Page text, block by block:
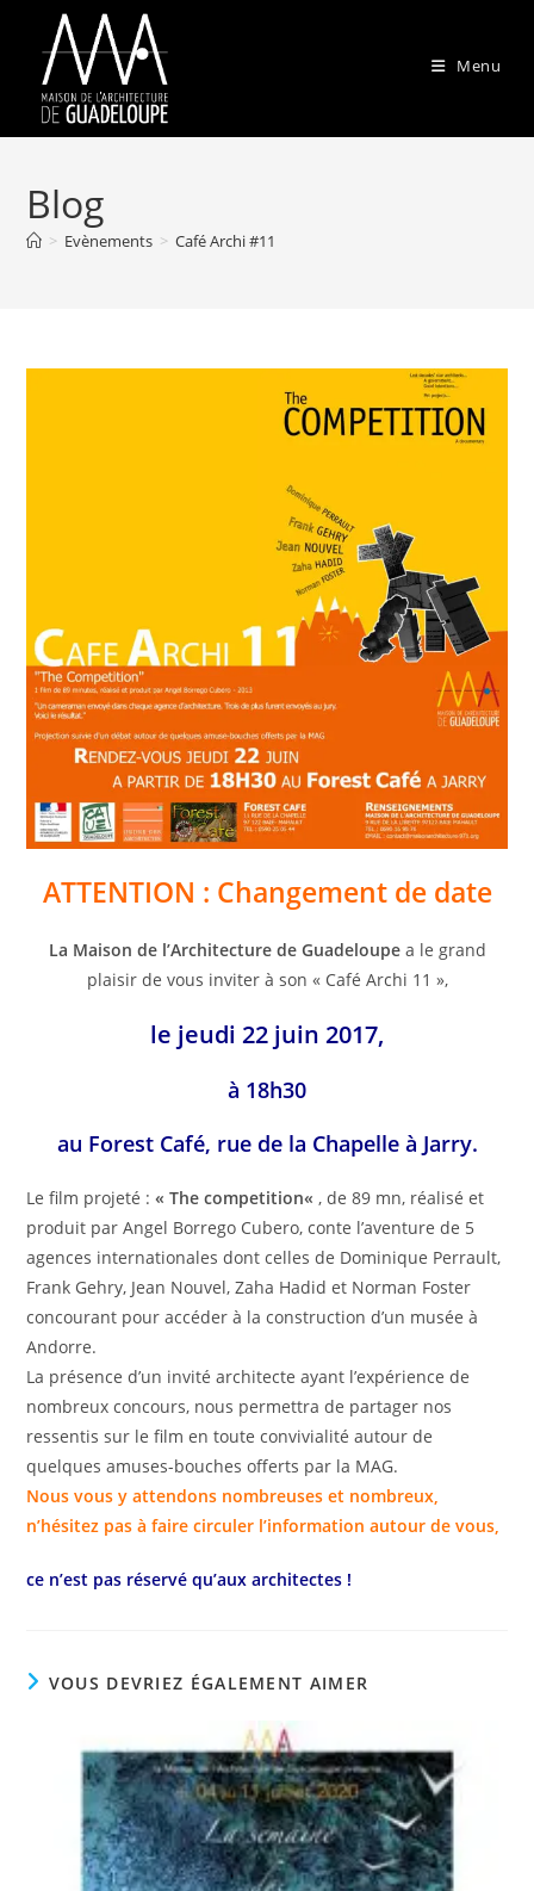
content
Menu
Blog
> Evènements > Café Archi #11
ATTENTION : Changement de date
La Maison de l’Architecture de Guadeloupea le grand
plaisir de vous inviter à son « Café Archi 11 »,
le jeudi 22 juin 2017,
à 18h30
au Forest Café, rue de la Chapelle à Jarry.
Le film projeté : « The competition«, de 89 mn, réalisé et
produit par Angel Borrego Cubero, conte l’aventure de 5
agences internationales dont celles de Dominique Perrault,
Frank Gehry, Jean Nouvel, Zaha Hadid et Norman Foster
concourant pour accéder à la construction d’un musée à
Andorre.
La présence d’un invité architecte ayant l’expérience de
nombreux concours, nous permettra de partager nos
ressentis sur le film en toute convivialité autour de
quelques amuses-bouches offerts par la MAG.
Nous vous y attendons nombreuses et nombreux,
n’hésitez pas à faire circuler l’information autour de vous,
ce n’est pas réservé qu’aux architectes !
VOUS DEVRIEZ ÉGALEMENT AIMER